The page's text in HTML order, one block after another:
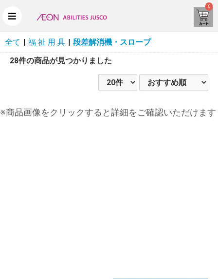
0
全て | 福 祉 用 具 | 段差解消機・スロープ
28件の商品が見つかりました
※商品画像をクリックすると詳細をご確認いただけます